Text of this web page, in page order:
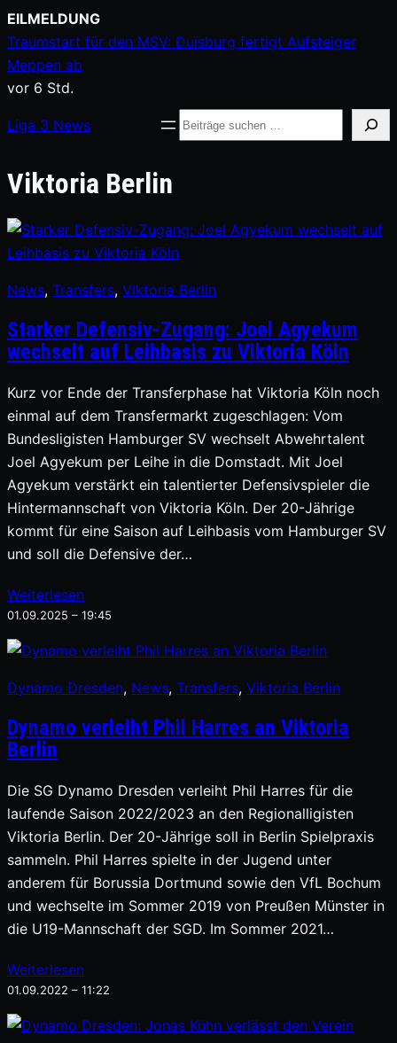
Zum
Inhalt
springen
EILMELDUNG
Traumstart für den MSV: Duisburg fertigt Aufsteiger
Meppen ab
vor 6 Std.
Liga 3 News Suche
Viktoria Berlin
News, Transfers, Viktoria Berlin
Starker Defensiv-Zugang: Joel Agyekum
wechselt auf Leihbasis zu Viktoria Köln
Kurz vor Ende der Transferphase hat Viktoria Köln noch
einmal auf dem Transfermarkt zugeschlagen: Vom
Bundesligisten Hamburger SV wechselt Abwehrtalent
Joel Agyekum per Leihe in die Domstadt. Mit Joel
Agyekum verstärkt ein talentierter Defensivspieler die
Hintermannschaft von Viktoria Köln. Der 20-Jährige
kommt für eine Saison auf Leihbasis vom Hamburger SV
und soll die Defensive der…
Weiterlesen
01.09.2025 – 19:45
Dynamo Dresden, News, Transfers, Viktoria Berlin
Dynamo verleiht Phil Harres an Viktoria
Berlin
Die SG Dynamo Dresden verleiht Phil Harres für die
laufende Saison 2022/2023 an den Regionalligisten
Viktoria Berlin. Der 20-Jährige soll in Berlin Spielpraxis
sammeln. Phil Harres spielte in der Jugend unter
anderem für Borussia Dortmund sowie den VfL Bochum
und wechselte im Sommer 2019 von Preußen Münster in
die U19-Mannschaft der SGD. Im Sommer 2021…
Weiterlesen
01.09.2022 – 11:22